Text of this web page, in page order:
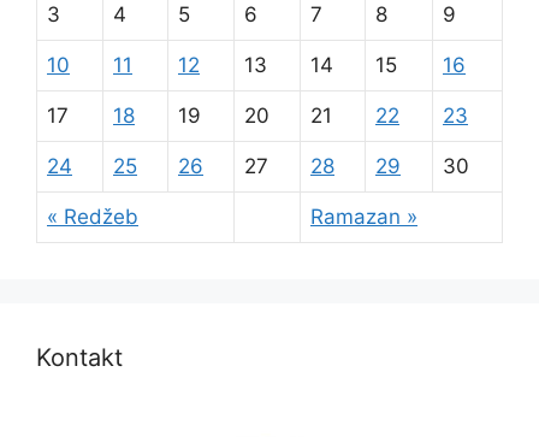
« Redžeb Ramazan »
3 4 5 6 7 8 9
10 11 12 13 14 15 16
17 18 19 20 21 22 23
24 25 26 27 28 29 30
Kontakt